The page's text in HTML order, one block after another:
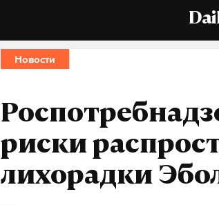
Новости
риски
лихорадки